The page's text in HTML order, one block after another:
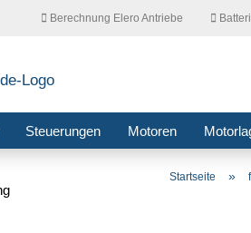
Berechnung Elero Antriebe
Steuerungen Motoren
Startseite »